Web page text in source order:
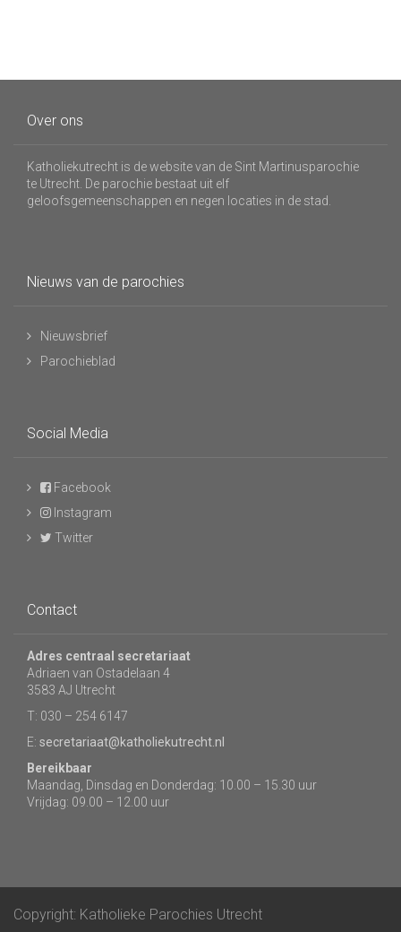
Over ons
Katholiekutrecht is de website van de Sint Martinusparochie
te Utrecht. De parochie bestaat uit elf
geloofsgemeenschappen en negen locaties in de stad.
Nieuws van de parochies
Nieuwsbrief
Parochieblad
Social Media
Facebook
Instagram
Twitter
Contact
Adres centraal secretariaat
Adriaen van Ostadelaan 4
3583 AJ Utrecht
T: 030 – 254 6147
E: secretariaat@katholiekutrecht.nl
Bereikbaar
Maandag, Dinsdag en Donderdag: 10.00 – 15.30 uur
Vrijdag: 09.00 – 12.00 uur
Copyright: Katholieke Parochies Utrecht